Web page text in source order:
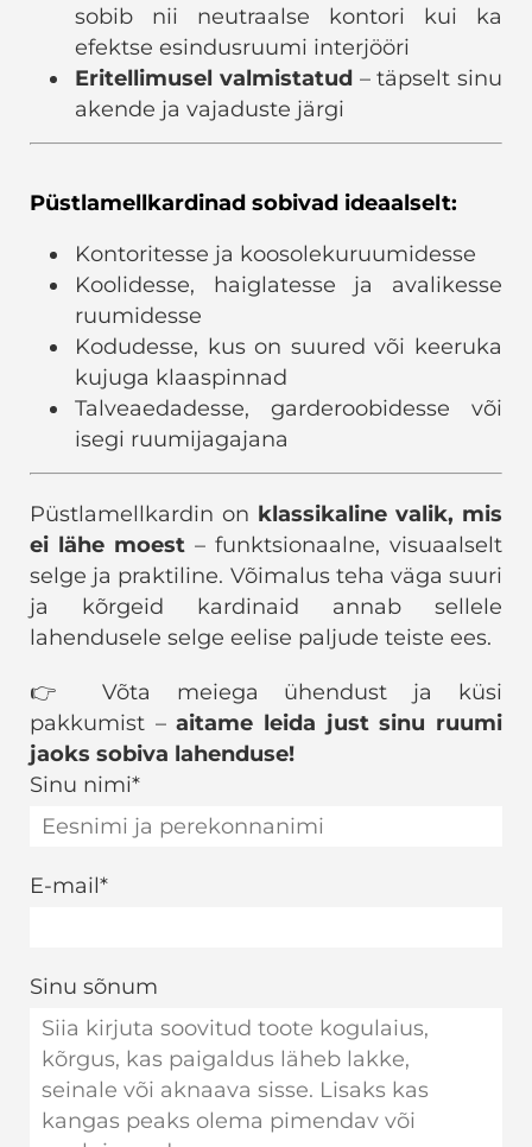
sobib nii neutraalse kontori kui ka
efektse esindusruumi interjööri
Eritellimusel valmistatud – täpselt sinu
akende ja vajaduste järgi
Püstlamellkardinad sobivad ideaalselt:
Kontoritesse ja koosolekuruumidesse
Koolidesse, haiglatesse ja avalikesse
ruumidesse
Kodudesse, kus on suured või keeruka
kujuga klaaspinnad
Talveaedadesse, garderoobidesse või
isegi ruumijagajana
Püstlamellkardin on klassikaline valik, mis
ei lähe moest – funktsionaalne, visuaalselt
selge ja praktiline. Võimalus teha väga suuri
ja kõrgeid kardinaid annab sellele
lahendusele selge eelise paljude teiste ees.
👉 Võta meiega ühendust ja küsi
pakkumist –aitame leida just sinu ruumi
jaoks sobiva lahenduse!
Sinu nimi
E-mail
Sinu sõnum